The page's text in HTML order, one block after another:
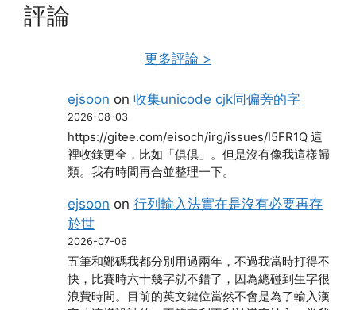
評論
更多評論 >
ejsoon on收集unicode cjk同偏旁的字
2026-08-03
https://gitee.com/eisoch/irg/issues/I5FR1Q 這
裡收錄更全，比如「俱倶」。但是沒有像我這樣歸
類。我有時間再合並整理一下。
ejsoon on行列輸入法實在是沒有必要再存
於世
2026-07-06
五筆和鄭碼我都分別用過兩年，不過我當時打得不
快，比賽時六十幾字就不錯了，因為總碰到生字很
浪費時間。目前的英文鍵位當然不會是為了輸入漢